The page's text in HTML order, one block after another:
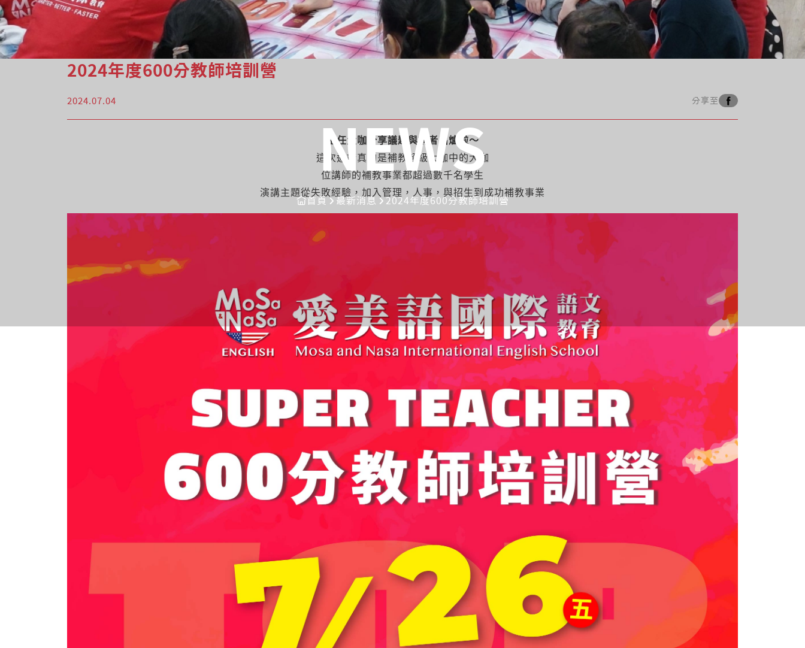
NEWS
首頁 最新消息 2024年度600分教師培訓營
2024年度600分教師培訓營
2024.07.04 分享至
主任大咖分享議題與講者出爐啦～
這次邀請真的是補教超級大咖中的大咖
位講師的補教事業都超過數千名學生
演講主題從失敗經驗，加入管理，人事，與招生到成功補教事業